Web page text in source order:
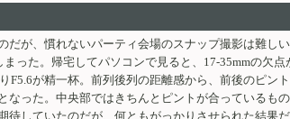
が、慣れないパーティ会場のスナップ撮影は難し
った。帰宅してパソコンで見ると、17-35mmの欠
が精一杯。前列後列の距離感から、前後のピン
った。中央部ではきちんとピントが合っているも
していたのだが、何ともがっかりさせられた結果だ